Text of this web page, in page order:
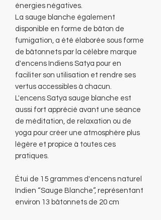
énergies négatives.
La sauge blanche également
disponible en forme de bâton de
fumigation, a été élaborée sous forme
de bâtonnets par la célèbre marque
d'encens Indiens Satya pour en
faciliter son utilisation et rendre ses
vertus accessibles à chacun.
L'encens Satya sauge blanche est
aussi fort apprécié avant une séance
de méditation, de relaxation ou de
yoga pour créer une atmosphère plus
légère et propice à toutes ces
pratiques.
Étui de 15 grammes d'encens naturel
Indien “Sauge Blanche”, représentant
environ 13 bâtonnets de 20 cm